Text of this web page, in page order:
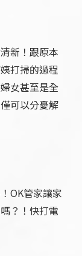
新！ 跟原本
打掃的過程
女甚至是全
可以分憂解
OK管家讓家
？！快打電